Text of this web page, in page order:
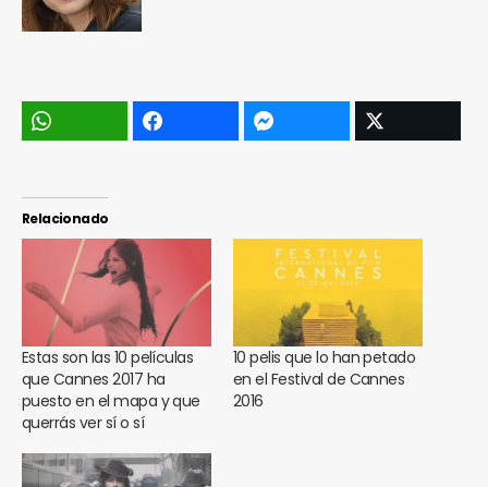
Relacionado
Estas son las 10 películas
que Cannes 2017 ha
puesto en el mapa y que
querrás ver sí o sí
10 pelis que lo han petado
en el Festival de Cannes
2016